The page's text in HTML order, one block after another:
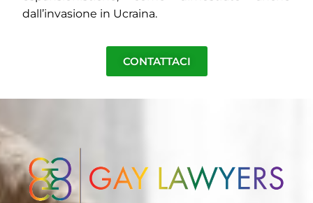
dall’invasione in Ucraina.
CONTATTACI